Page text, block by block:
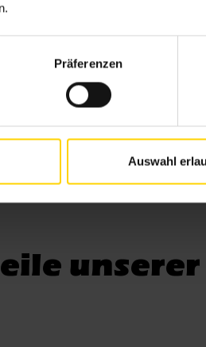
Präferenzen
Auswahl